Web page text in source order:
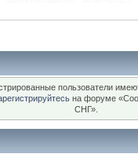
пользователи
на форуме
СНГ».